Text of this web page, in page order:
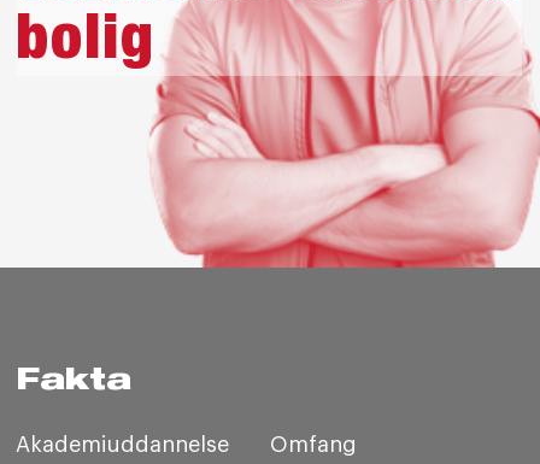
bolig
Fakta
Akademiuddannelse Omfang